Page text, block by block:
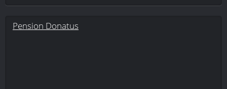
Pension Donatus